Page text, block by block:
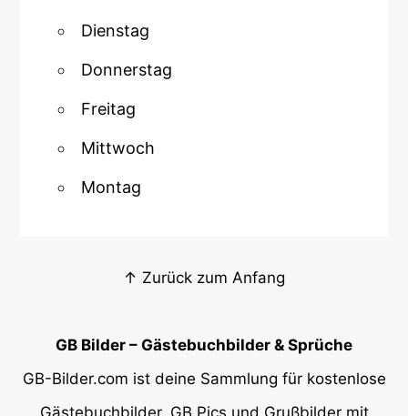
Dienstag
Donnerstag
Freitag
Mittwoch
Montag
↑ Zurück zum Anfang
GB Bilder – Gästebuchbilder & Sprüche
GB-Bilder.com ist deine Sammlung für kostenlose
Gästebuchbilder, GB Pics und Grußbilder mit